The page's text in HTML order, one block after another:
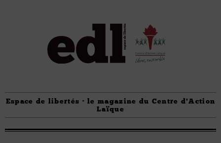
Espace de libertés · le magazine du Centre d'Action
Laïque